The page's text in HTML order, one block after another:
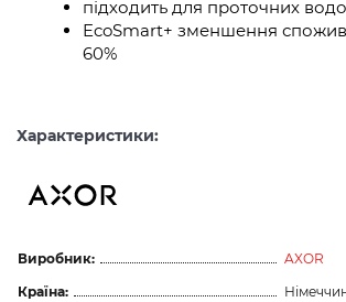
підходить для проточних
EcoSmart+ зменшення
60%
Характеристики:
Виробник:
AXOR
Країна: